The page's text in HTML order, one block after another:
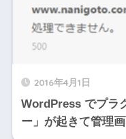
2016年4月1日
WordPress でプラ
ー」が起きて管理